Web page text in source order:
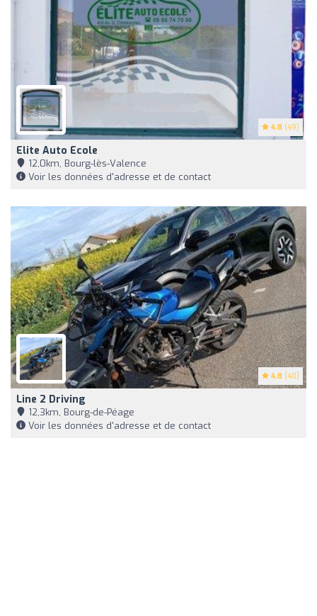
4.8 (49)
Elite Auto Ecole
12,0km, Bourg-lès-Valence
Voir les données d'adresse et de contact
4.8 (40)
Line 2 Driving
12,3km, Bourg-de-Péage
Voir les données d'adresse et de contact